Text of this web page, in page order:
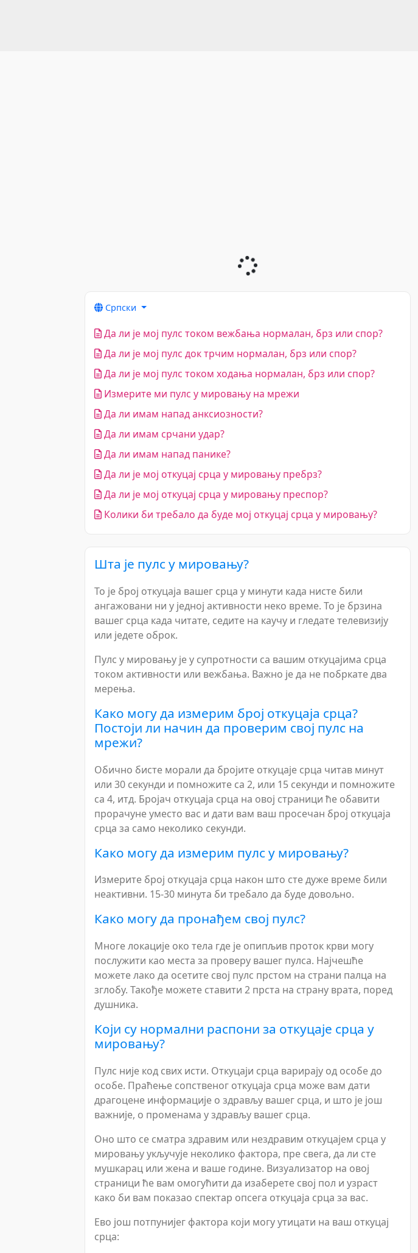
Српски
Да ли је мој пулс током вежбања нормалан, брз или спор?
Да ли је мој пулс док трчим нормалан, брз или спор?
Да ли је мој пулс током ходања нормалан, брз или спор?
Измерите ми пулс у мировању на мрежи
Да ли имам напад анксиозности?
Да ли имам срчани удар?
Да ли имам напад панике?
Да ли је мој откуцај срца у мировању пребрз?
Да ли је мој откуцај срца у мировању преспор?
Колики би требало да буде мој откуцај срца у мировању?
Шта је пулс у мировању?
То је број откуцаја вашег срца у минути када нисте били
ангажовани ни у једној активности неко време. То је брзина
вашег срца када читате, седите на каучу и гледате телевизију
или једете оброк.
Пулс у мировању је у супротности са вашим откуцајима срца
током активности или вежбања. Важно је да не побркате два
мерења.
Како могу да измерим број откуцаја срца?
Постоји ли начин да проверим свој пулс на
мрежи?
Обично бисте морали да бројите откуцаје срца читав минут
или 30 секунди и помножите са 2, или 15 секунди и помножите
са 4, итд. Бројач откуцаја срца на овој страници ће обавити
прорачуне уместо вас и дати вам ваш просечан број откуцаја
срца за само неколико секунди.
Како могу да измерим пулс у мировању?
Измерите број откуцаја срца након што сте дуже време били
неактивни. 15-30 минута би требало да буде довољно.
Како могу да пронађем свој пулс?
Многе локације око тела где је опипљив проток крви могу
послужити као места за проверу вашег пулса. Најчешће
можете лако да осетите свој пулс прстом на страни палца на
зглобу. Такође можете ставити 2 прста на страну врата, поред
душника.
Који су нормални распони за откуцаје срца у
мировању?
Пулс није код свих исти. Откуцаји срца варирају од особе до
особе. Праћење сопственог откуцаја срца може вам дати
драгоцене информације о здрављу вашег срца, и што је још
важније, о променама у здрављу вашег срца.
Оно што се сматра здравим или нездравим откуцајем срца у
мировању укључује неколико фактора, пре свега, да ли сте
мушкарац или жена и ваше године. Визуализатор на овој
страници ће вам омогућити да изаберете свој пол и узраст
како би вам показао спектар опсега откуцаја срца за вас.
Ево још потпунијег фактора који могу утицати на ваш откуцај
срца: